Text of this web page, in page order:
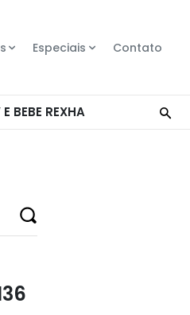
Especiais Contato